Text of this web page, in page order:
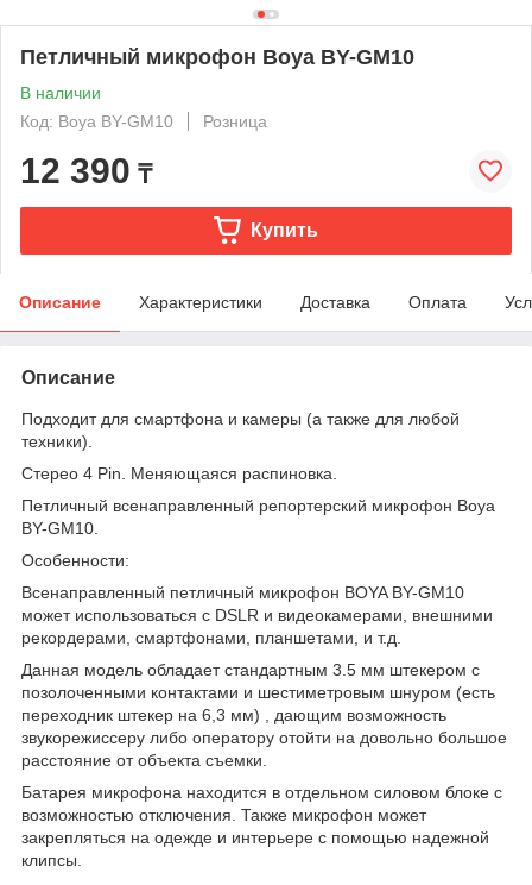
Петличный микрофон Boya BY-GM10
В наличии
Код: Boya BY-GM10
Розница
12 390 ₸
Купить
Описание Характеристики Доставка Оплата
Описание
Подходит для смартфона и камеры (а также для любой
техники).
Стерео 4 Pin. Меняющаяся распиновка.
Петличный всенаправленный репортерский микрофон Boya
BY-GM10.
Особенности:
Всенаправленный петличный микрофон BOYA BY-GM10
может использоваться с DSLR и видеокамерами, внешними
рекордерами, смартфонами, планшетами, и т.д.
Данная модель обладает стандартным 3.5 мм штекером с
позолоченными контактами и шестиметровым шнуром (есть
переходник штекер на 6,3 мм) , дающим возможность
звукорежиссеру либо оператору отойти на довольно большое
расстояние от объекта съемки.
Батарея микрофона находится в отдельном силовом блоке с
возможностью отключения. Также микрофон может
закрепляться на одежде и интерьере с помощью надежной
клипсы.